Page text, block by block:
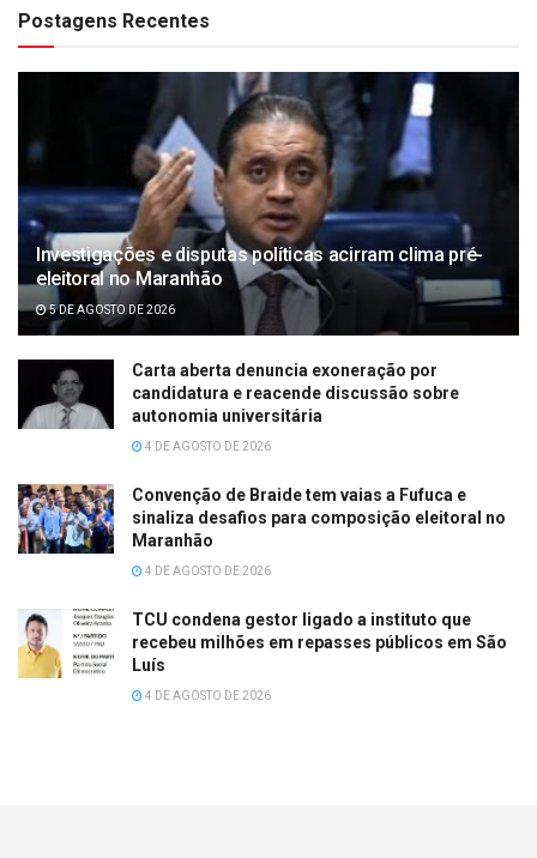
Postagens Recentes
Investigações e disputas políticas acirram clima pré-
eleitoral no Maranhão
5 DE AGOSTO DE 2026
Carta aberta denuncia exoneração por
candidatura e reacende discussão sobre
autonomia universitária
4 DE AGOSTO DE 2026
Convenção de Braide tem vaias a Fufuca e
sinaliza desafios para composição eleitoral no
Maranhão
4 DE AGOSTO DE 2026
TCU condena gestor ligado a instituto que
recebeu milhões em repasses públicos em São
Luís
4 DE AGOSTO DE 2026